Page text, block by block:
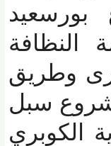
وطريق
سبل